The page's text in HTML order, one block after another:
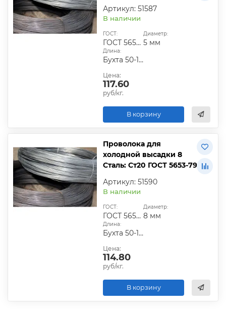
Артикул: 51587
В наличии
ГОСТ:
ГОСТ 5653-79
Диаметр:
5 мм
Длина:
Бухта 50-100 кг
Цена:
117.60
руб/кг.
В корзину
Проволока для
холодной высадки 8
Сталь: Ст20 ГОСТ 5653-79
Артикул: 51590
В наличии
ГОСТ:
ГОСТ 5653-79
Диаметр:
8 мм
Длина:
Бухта 50-100 кг
Цена:
114.80
руб/кг.
В корзину